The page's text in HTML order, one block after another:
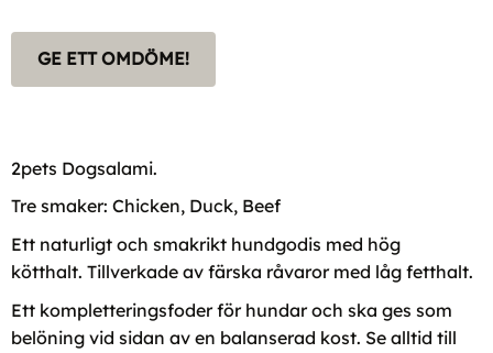
GE ETT OMDÖME!
2pets Dogsalami.
Tre smaker: Chicken, Duck, Beef
Ett naturligt och smakrikt hundgodis med hög
kötthalt. Tillverkade av färska råvaror med låg fetthalt.
Ett kompletteringsfoder för hundar och ska ges som
belöning vid sidan av en balanserad kost. Se alltid till